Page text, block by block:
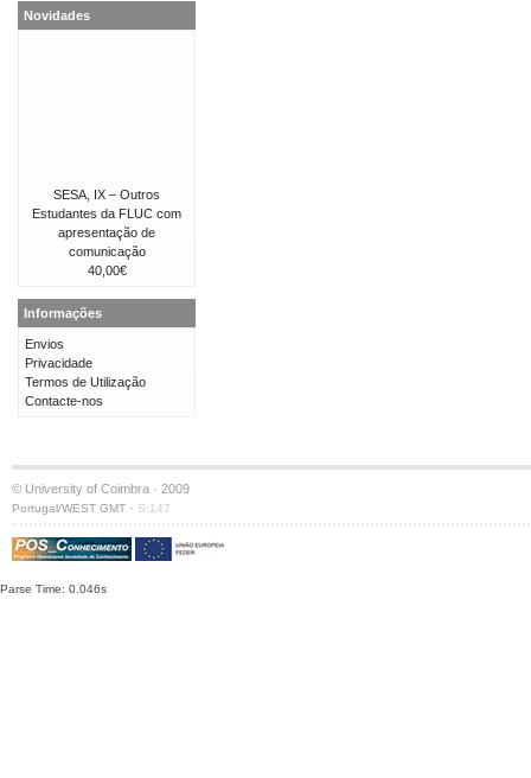
Novidades
SESA, IX – Outros
Estudantes da FLUC com
apresentação de
comunicação
40,00€
Informações
Envios
Privacidade
Termos de Utilização
Contacte-nos
© University of Coimbra · 2009
Portugal/WEST GMT · S:147
Parse Time: 0.046s